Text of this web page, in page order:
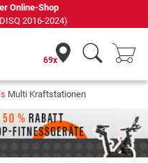
für Heimfitness
69x
Multi Kraftstationen